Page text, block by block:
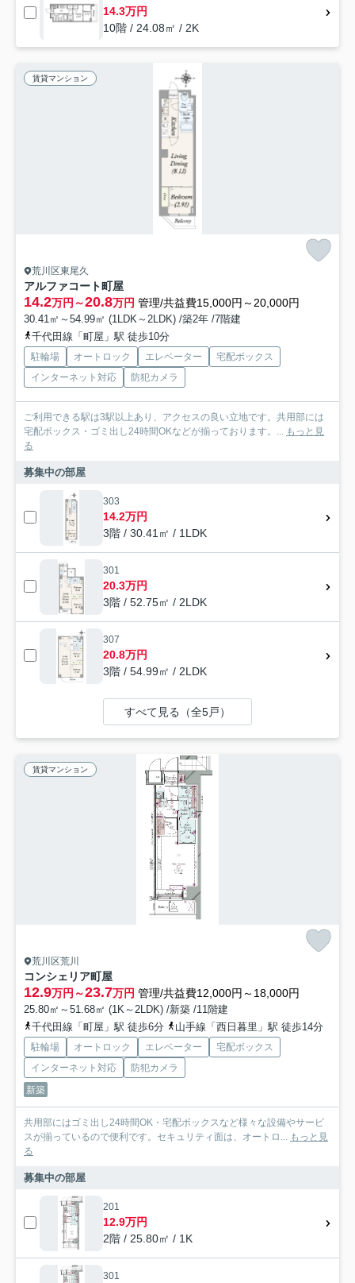
14.3万円
10階 / 24.08㎡ / 2K
賃貸マンション
荒川区東尾久
アルファコート町屋
14.2万円～20.8万円 管理/共益費15,000円～20,000円
30.41㎡～54.99㎡ (1LDK～2LDK) /築2年 /7階建
千代田線「町屋」駅 徒歩10分
駐輪場 オートロック エレベーター
宅配ボックス
インターネット対応
防犯カメラ
ご利用できる駅は3駅以上あり、アクセスの良い立地です。共用部には
宅配ボックス・ゴミ出し24時間OKなどが揃っております。...
もっと見
る
募集中の部屋
303
14.2万円
3階 / 30.41㎡ / 1LDK
301
20.3万円
3階 / 52.75㎡ / 2LDK
307
20.8万円
3階 / 54.99㎡ / 2LDK
すべて見る（全5戸）
賃貸マンション
荒川区荒川
コンシェリア町屋
12.9万円～23.7万円 管理/共益費12,000円～18,000円
25.80㎡～51.68㎡ (1K～2LDK) /新築 /11階建
千代田線「町屋」駅 徒歩6分
山手線「西日暮里」駅 徒歩14分
駐輪場 オートロック エレベーター
宅配ボックス
インターネット対応
防犯カメラ
新築
共用部にはゴミ出し24時間OK・宅配ボックスなど様々な設備やサービ
スが揃っているので便利です。セキュリティ面は、オートロ...
もっと見
る
募集中の部屋
201
12.9万円
2階 / 25.80㎡ / 1K
301